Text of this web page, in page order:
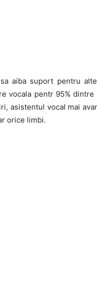
aiba suport pentru
vocala pentr 95%
asistentul vocal mai
orice limbi.